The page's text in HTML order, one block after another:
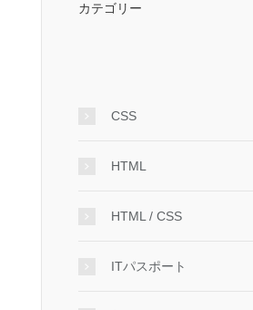
カテゴリー
CSS
HTML
HTML / CSS
ITパスポート